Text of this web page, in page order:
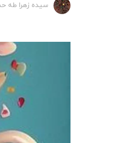
سیده زهرا طه